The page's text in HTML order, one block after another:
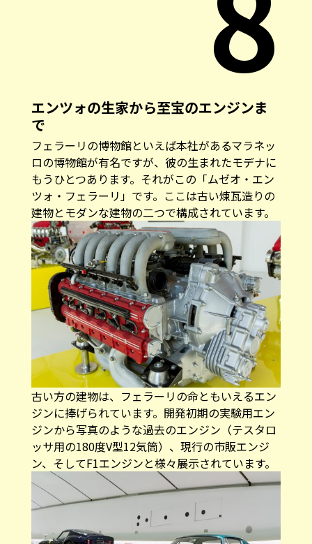
エンツォの生家から至宝のエンジンま
で
フェラーリの博物館といえば本社があるマラネッ
ロの博物館が有名ですが、彼の生まれたモデナに
もうひとつあります。それがこの「ムゼオ・エン
ツォ・フェラーリ」です。ここは古い煉瓦造りの
建物とモダンな建物の二つで構成されています。
古い方の建物は、フェラーリの命ともいえるエン
ジンに捧げられています。開発初期の実験用エン
ジンから写真のような過去のエンジン（テスタロ
ッサ用の180度V型12気筒）、現行の市販エンジ
ン、そしてF1エンジンと様々展示されています。